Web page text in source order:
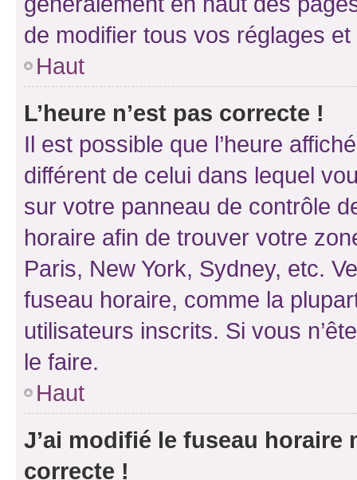
de modifier tous vos réglages
Haut
L’heure n’est pas correcte !
Il est possible que l’heure
différent de celui dans lequel
sur votre panneau de contrôle
horaire afin de trouver votre
Paris, New York, Sydney, etc.
fuseau horaire, comme la
utilisateurs inscrits. Si vous
le faire.
Haut
J’ai modifié le fuseau horaire
correcte !